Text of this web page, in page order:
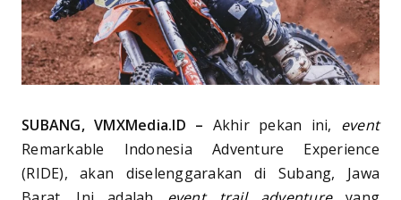
SUBANG, VMXMedia.ID – Akhir pekan ini, event
Remarkable Indonesia Adventure Experience
(RIDE), akan diselenggarakan di Subang, Jawa